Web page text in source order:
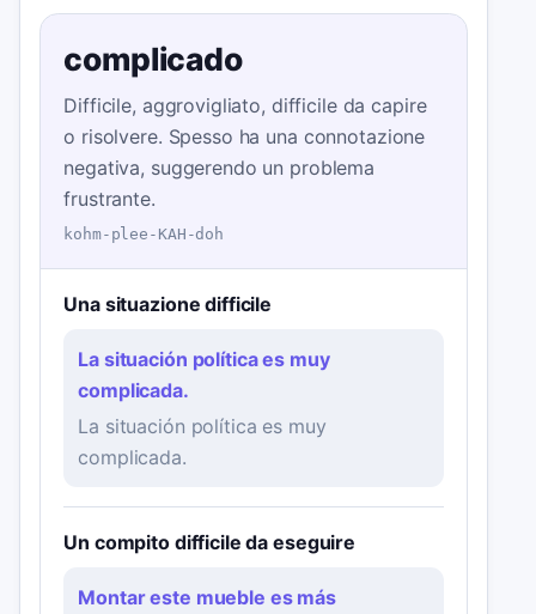
complicado
Difficile, aggrovigliato, difficile da capire
o risolvere. Spesso ha una connotazione
negativa, suggerendo un problema
frustrante.
kohm-plee-KAH-doh
Una situazione difficile
La situación política es muy
complicada.
La situación política es muy
complicada.
Un compito difficile da eseguire
Montar este mueble es más